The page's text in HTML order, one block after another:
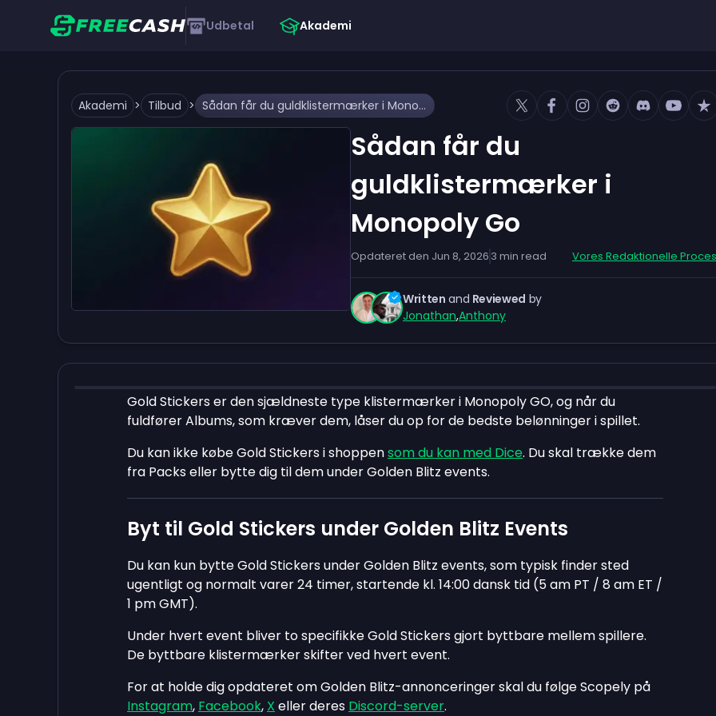
Udbetal Akademi
Akademi > Tilbud > Sådan får du guldklistermærker i Monopoly Go
Sådan får du
guldklistermærker i
Monopoly Go
Opdateret den Jun 8, 2026 3 min read Vores Redaktionelle Proces
Written and Reviewed by
Jonathan,Anthony
Gold Stickers er den sjældneste type klistermærker i Monopoly GO, og når du
fuldfører Albums, som kræver dem, låser du op for de bedste belønninger i spillet.
Du kan ikke købe Gold Stickers i shoppensom du kan med Dice. Du skal trække dem
fra Packs eller bytte dig til dem under Golden Blitz events.
Byt til Gold Stickers under Golden Blitz Events
Du kan kun bytte Gold Stickers under Golden Blitz events, som typisk finder sted
ugentligt og normalt varer 24 timer, startende kl. 14:00 dansk tid (5 am PT / 8 am ET /
1 pm GMT).
Under hvert event bliver to specifikke Gold Stickers gjort byttbare mellem spillere.
De byttbare klistermærker skifter ved hvert event.
For at holde dig opdateret om Golden Blitz-annonceringer skal du følge Scopely på
Instagram, Facebook, X eller deres Discord-server.